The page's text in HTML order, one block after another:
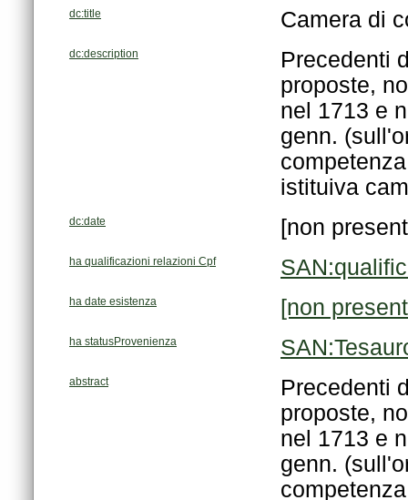
dc:title Camera di
dc:description
istituiva
dc:date [non
ha qualificazioni relazioni Cpf
ha date esistenza [non
ha statusProvenienza
abstract